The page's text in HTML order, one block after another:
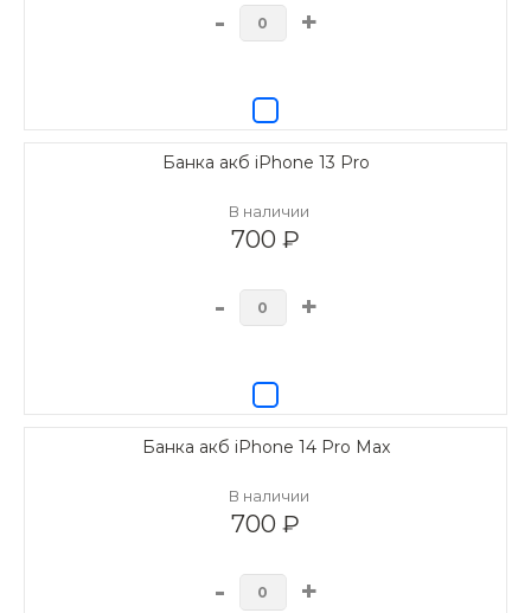
- +
Банка акб iPhone 13 Pro
В наличии
700 ₽
- +
Банка акб iPhone 14 Pro Max
В наличии
700 ₽
- +